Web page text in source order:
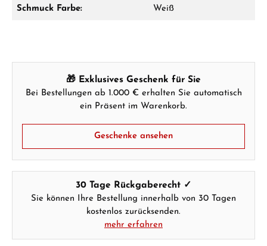
Schmuck Farbe: Weiß
🎁 Exklusives Geschenk für Sie
Bei Bestellungen ab 1.000 € erhalten Sie automatisch
ein Präsent im Warenkorb.
Geschenke ansehen
30 Tage Rückgaberecht ✓
Sie können Ihre Bestellung innerhalb von 30 Tagen
kostenlos zurücksenden.
mehr erfahren